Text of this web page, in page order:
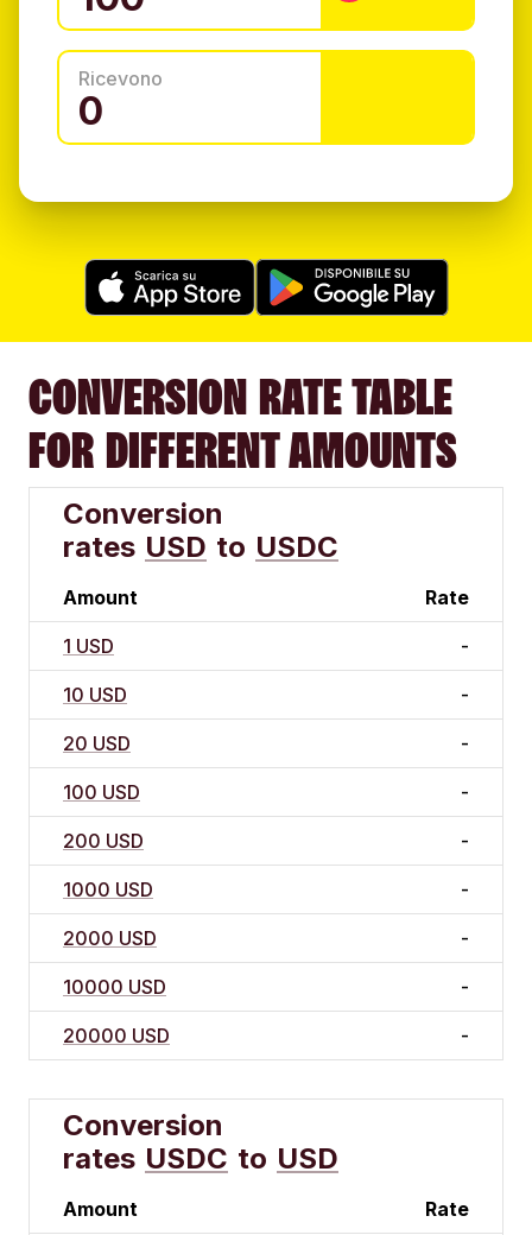
Ricevono
CONVERSION RATE TABLE
FOR DIFFERENT AMOUNTS
Conversion
rates USD to USDC
Amount Rate
1 USD -
10 USD -
20 USD -
100 USD -
200 USD -
1000 USD -
2000 USD -
10000 USD -
20000 USD -
Conversion
rates USDC to USD
Amount Rate